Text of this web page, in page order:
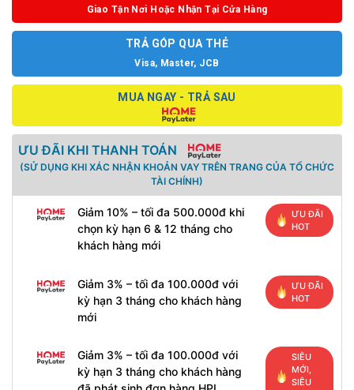
Giao Tận Nơi Hoặc Nhận Tại Cửa Hàng
TRẢ GÓP QUA THẺ
Visa, Master, JCB
MUA NGAY - TRẢ SAU
ƯU ĐÃI KHI THANH TOÁN
(SỬ DỤNG KHI XÁC NHẬN KHOẢN VAY TRÊN TRANG CỦA TỔ CHỨC
TÀI CHÍNH)
Giảm 10% – tối đa 500.000đ khi
chọn kỳ hạn 6 & 12 tháng cho
khách hàng mới
ƯU ĐÃI
HOT
Giảm 3% – tối đa 100.000đ với
kỳ hạn 3 tháng cho khách hàng
mới
ƯU ĐÃI
HOT
Giảm 3% – tối đa 100.000đ với
kỳ hạn 3 tháng cho khách hàng
SIÊU
MỚI,
SIÊU